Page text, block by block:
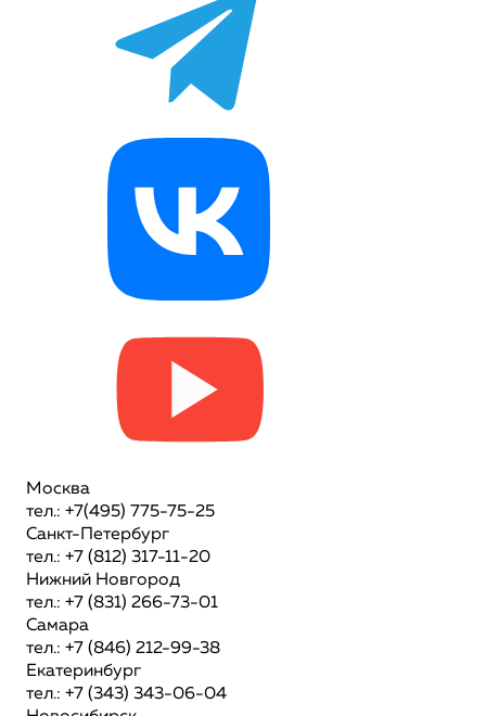
Москва
тел.: +7(495) 775-75-25
Санкт-Петербург
тел.: +7 (812) 317-11-20
Нижний Новгород
тел.: +7 (831) 266-73-01
Самара
тел.: +7 (846) 212-99-38
Екатеринбург
тел.: +7 (343) 343-06-04